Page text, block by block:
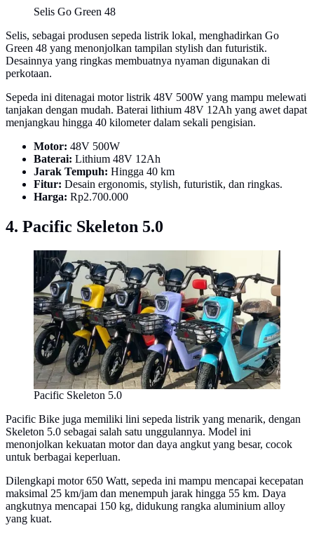
Selis Go Green 48
Selis, sebagai produsen sepeda listrik lokal, menghadirkan Go
Green 48 yang menonjolkan tampilan stylish dan futuristik.
Desainnya yang ringkas membuatnya nyaman digunakan di
perkotaan.
Sepeda ini ditenagai motor listrik 48V 500W yang mampu melewati
tanjakan dengan mudah. Baterai lithium 48V 12Ah yang awet dapat
menjangkau hingga 40 kilometer dalam sekali pengisian.
Motor: 48V 500W
Baterai: Lithium 48V 12Ah
Jarak Tempuh: Hingga 40 km
Fitur: Desain ergonomis, stylish, futuristik, dan ringkas.
Harga: Rp2.700.000
4. Pacific Skeleton 5.0
Pacific Skeleton 5.0
Pacific Bike juga memiliki lini sepeda listrik yang menarik, dengan
Skeleton 5.0 sebagai salah satu unggulannya. Model ini
menonjolkan kekuatan motor dan daya angkut yang besar, cocok
untuk berbagai keperluan.
Dilengkapi motor 650 Watt, sepeda ini mampu mencapai kecepatan
maksimal 25 km/jam dan menempuh jarak hingga 55 km. Daya
angkutnya mencapai 150 kg, didukung rangka aluminium alloy
yang kuat.